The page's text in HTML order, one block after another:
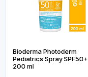
Bioderma Photoderm
Pediatrics Spray SPF50+
200 ml